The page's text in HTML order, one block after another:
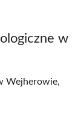
w
Wejherowie,